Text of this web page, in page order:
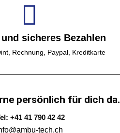
sicheres Bezahlen
Rechnung, Paypal, Kreditkarte
persönlich für dich da.
+41 41 790 42 42
tech.ch